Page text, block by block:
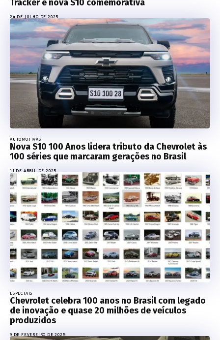
Tracker e nova S10 comemorativa
24 DE JULHO DE 2025
AUTOMOTIVAS
Nova S10 100 Anos lidera tributo da Chevrolet às
100 séries que marcaram gerações no Brasil
11 DE ABRIL DE 2025
ESPECIAIS
Chevrolet celebra 100 anos no Brasil com legado
de inovação e quase 20 milhões de veículos
produzidos
9 DE FEVEREIRO DE 2025